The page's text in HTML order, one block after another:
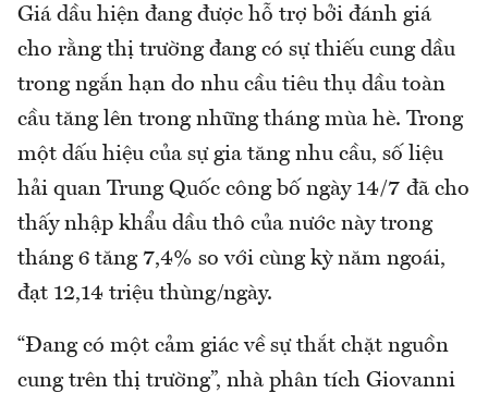
Giá dầu hiện đang được hỗ trợ bởi đánh giá
cho rằng thị trường đang có sự thiếu cung dầu
trong ngắn hạn do nhu cầu tiêu thụ dầu toàn
cầu tăng lên trong những tháng mùa hè. Trong
một dấu hiệu của sự gia tăng nhu cầu, số liệu
hải quan Trung Quốc công bố ngày 14/7 đã cho
thấy nhập khẩu dầu thô của nước này trong
tháng 6 tăng 7,4% so với cùng kỳ năm ngoái,
đạt 12,14 triệu thùng/ngày.
“Đang có một cảm giác về sự thắt chặt nguồn
cung trên thị trường”, nhà phân tích Giovanni